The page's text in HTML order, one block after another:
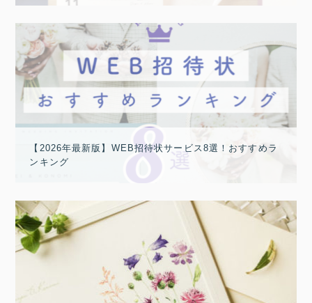
【2026年最新版】WEB招待状サービス8選！おすすめラ
ンキング